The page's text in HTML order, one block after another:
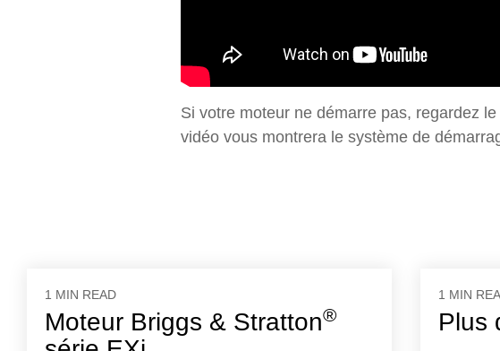
Si votre moteur ne démarre pas, regardez
vidéo vous montrera le système de
1 MIN READ
Moteur Briggs & Stratton®
1 MIN
Plus